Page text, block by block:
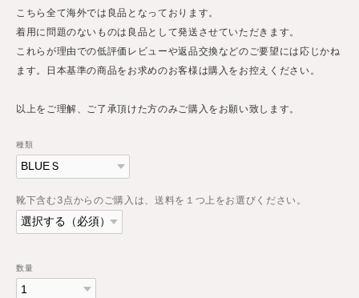
こちら全て海外では良品となっております。
着用に問題のないものは良品として発送させていただきます。
これらが理由での低評価レビューや返品交換などのご要望には応じかね
ます。日本基準の商品をお求めのお客様は購入をお控えください。
以上をご理解、ご了承頂けた方のみご購入をお願い致します。
種類
靴下含む3点からのご購入は、送料を１つ上をお選びください。
数量